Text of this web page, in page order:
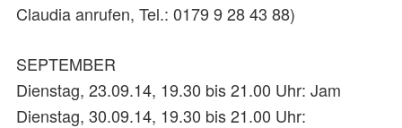
Claudia anrufen, Tel.: 0179 9 28 43 88)
SEPTEMBER
Dienstag, 23.09.14, 19.30 bis 21.00 Uhr: Jam
Dienstag, 30.09.14, 19.30 bis 21.00 Uhr: